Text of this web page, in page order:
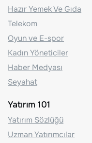
Hazır Yemek Ve Gıda
Telekom
Oyun ve E-spor
Kadın Yöneticiler
Haber Medyası
Seyahat
Yatırım 101
Yatırım Sözlüğü
Uzman Yatırımcılar